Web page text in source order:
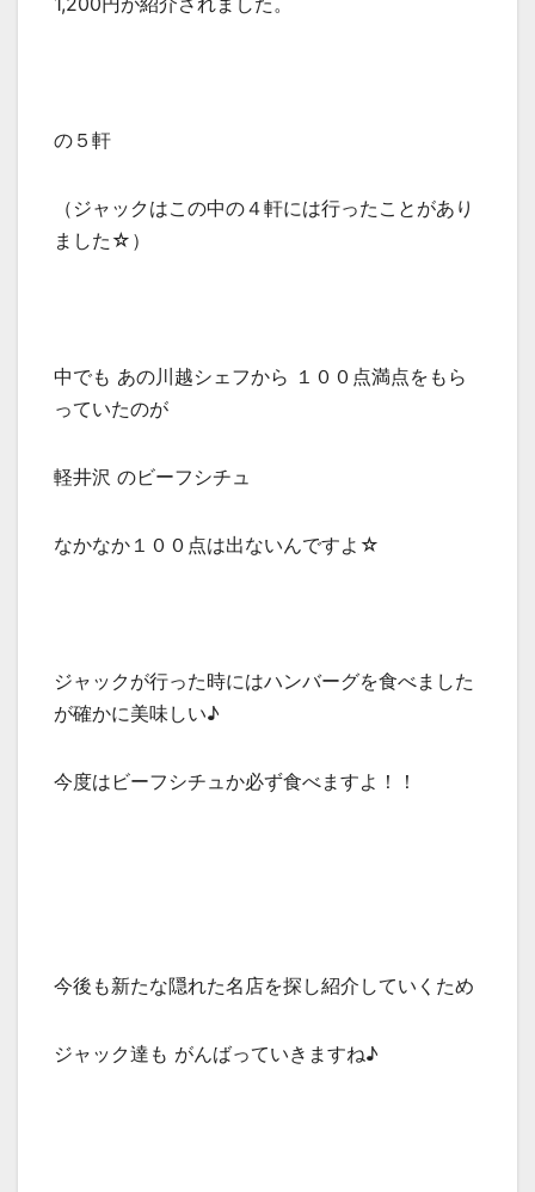
の５軒
（ジャックはこの中の４軒には行ったことがあり
ました☆）
中でも あの川越シェフから １００点満点をもら
っていたのが
軽井沢 のビーフシチュ
なかなか１００点は出ないんですよ☆
ジャックが行った時にはハンバーグを食べました
が確かに美味しい♪
今度はビーフシチュか必ず食べますよ！！
今後も新たな隠れた名店を探し紹介していくため
ジャック達も がんばっていきますね♪